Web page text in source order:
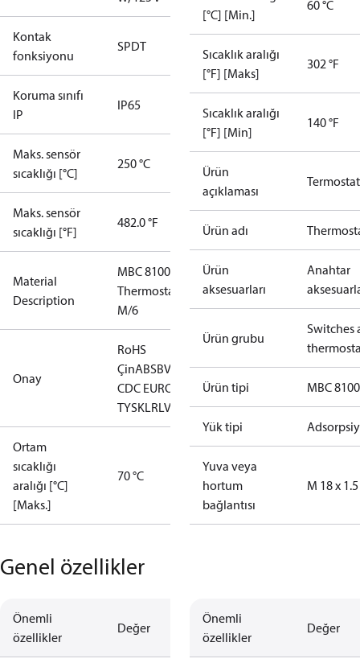
Kontak
fonksiyonu
SPDT
Koruma sınıfı
IP
IP65
Maks. sensör
sıcaklığı [°C]
250 °C
Maks. sensör
sıcaklığı [°F]
482.0 °F
Material
Description
MBC 8100
Thermostat
M/6
Onay
RoHS
ÇinABSBV CCCCCSCEDNVEACGLKRSLLC
CDC EURO-
TYSKLRLVD NKKRINARMRSRoHSTYSK
Ortam
sıcaklığı
aralığı [°C]
[Maks.]
70 °C
[°C] [Min.]
60 °C
Sıcaklık aralığı
[°F] [Maks]
302 °F
Sıcaklık aralığı
[°F] [Min]
140 °F
Ürün
açıklaması
Termostat
Ürün adı
Ürün
aksesuarları
Anahtar
Ürün grubu
Switches
Ürün tipi MBC 8100
Yük tipi
Yuva veya
hortum
bağlantısı
M 18 x 1.5
Genel özellikler
Önemli
özellikler
Değer
Önemli
özellikler
Değer